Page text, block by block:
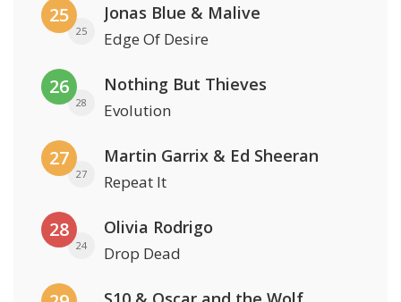
25
25
Jonas Blue & Malive
Edge Of Desire
26
28
Nothing But Thieves
Evolution
27
27
Martin Garrix & Ed Sheeran
Repeat It
28
24
Olivia Rodrigo
Drop Dead